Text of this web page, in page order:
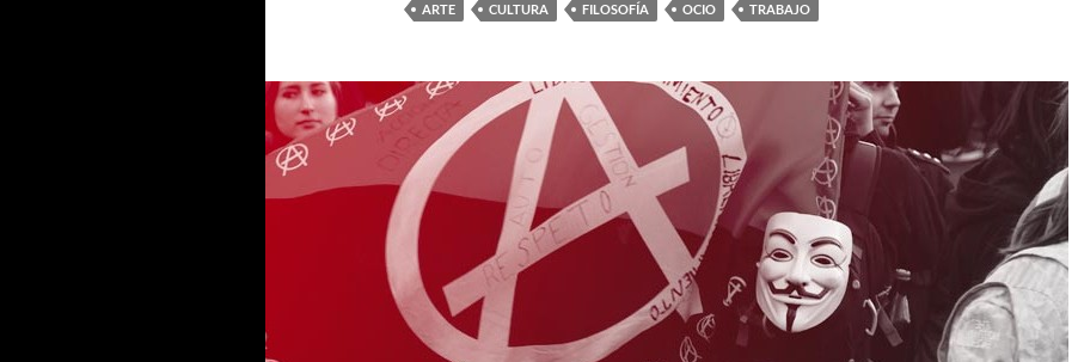
ARTE CULTURA FILOSOFÍA OCIO TRABAJO